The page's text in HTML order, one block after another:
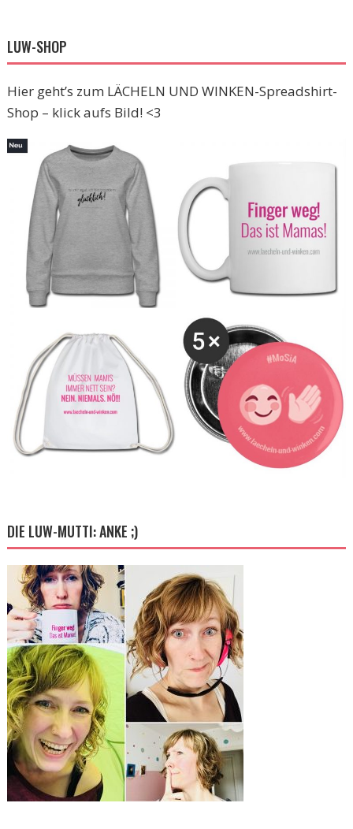
LUW-SHOP
Hier geht’s zum LÄCHELN UND WINKEN-Spreadshirt-
Shop – klick aufs Bild! <3
DIE LUW-MUTTI: ANKE ;)